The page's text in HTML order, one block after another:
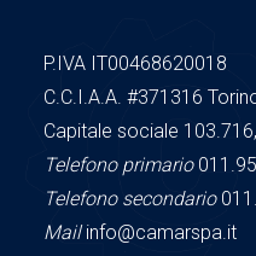
P.IVA IT00468620018
C.C.I.A.A. #371316
Capitale sociale
Telefono primario
Telefono secondario
Mailinfo@camarspa.it